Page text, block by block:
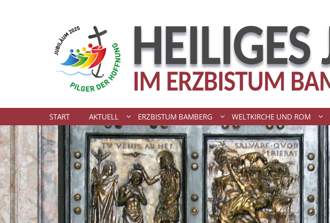
START AKTUELL ERZBISTUM BAMBERG WELTKIRCHE UND ROM